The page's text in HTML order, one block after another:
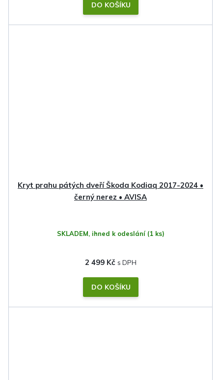
DO KOŠÍKU
Kryt prahu pátých dveří Škoda Kodiaq 2017-2024 •
černý nerez • AVISA
SKLADEM, ihned k odeslání (1 ks)
2 499 Kč
DO KOŠÍKU